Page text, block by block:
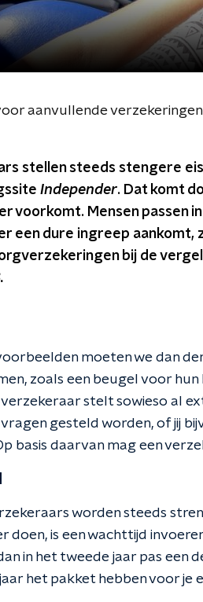
aanvullende
stellen steeds stengere
Independer. Dat komt
voorkomt. Mensen passen
een dure ingreep aankomt,
bij de
moeten we dan
zoals een beugel voor
verzekeraar stelt sowieso al
gesteld worden, of jij
basis daarvan mag een
worden steeds
doen, is een wachttijd
in het tweede jaar pas een
het pakket hebben voor je